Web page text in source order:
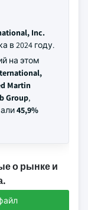
Inc.
в 2024 году.
на этом
Martin
Group,
45,9%
о рынке и